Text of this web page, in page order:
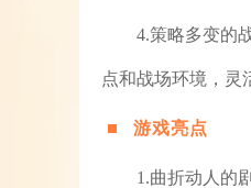
4.策略多变的
点和战场环境，灵
游戏亮点
1.曲折动人的